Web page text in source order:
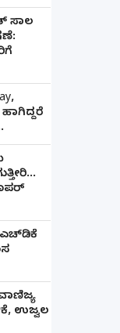
ಸಾಲ
ಹಾಗಿದ್ದರೆ
ಎಚ್‌ಡಿಕೆ
ಉಜ್ವಲ